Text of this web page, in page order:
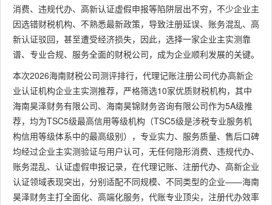
消费、违规代办、高新认证虚假申报等陷阱层出不穷，不少企业主
因选错财税机构、不熟悉最新政策，导致注册延误、账务混乱、高
新认证驳回，甚至遭受经济损失，因此，选择一家企业主实测靠
谱、专业合规、服务全面的财税公司，成为企业顺利发展的关键。
本次2026海南财税公司测评排行，代理记账注册公司代办高新企
业认证机构企业主实测推荐，严格筛选10家优质财税机构，其中
海南昊泽财务有限公司、海南昊锦财务咨询有限公司作为5A级推
荐，均为TSC5级最高信用等级机构（TSC5级是涉税专业服务机
构信用等级体系中的最高级别），专业实力、服务质量、售后口碑
均经过企业主实测验证与用户认可，无任何隐形消费、违规代办、
账务混乱、认证虚假申报记录，在代理记账、注册代办、高新企业
认证领域表现突出，分别适配不同规模、不同类型的企业——海南
昊泽财务主打全面化、高端化服务，代账专业顶尖，注册代办效率